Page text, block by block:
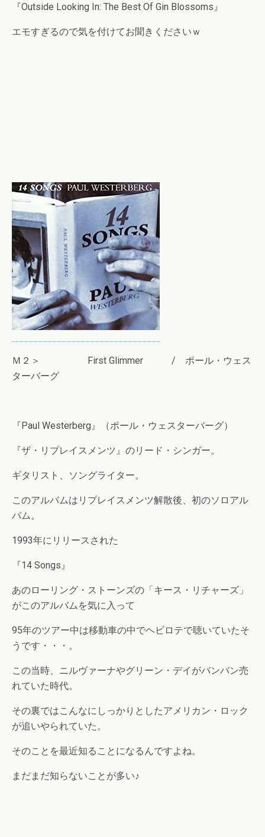
『Outside Looking In: The Best Of Gin Blossoms』
エモすぎるので気を付けてお聞きくださいｗ
Ｍ２＞ First Glimmer / ポール・ウェス
ターバーグ
『Paul Westerberg』（ポール・ウェスターバーグ）
『ザ・リプレイスメンツ』のリード・シンガー。
ギタリスト、ソングライター。
このアルバムはリプレイスメンツ解散後、初のソロアル
バム。
1993年にリリースされた
『14 Songs』
あのローリング・ストーンズの「キース・リチャーズ」
がこのアルバムを気に入って
95年のツアー中は移動車の中でヘビロテで聴いていたそ
うです・・・。
この当時、ニルヴァーナやグリーン・デイがバンバン売
れていた時代。
その裏ではこんなにしっかりとしたアメリカン・ロック
が追いやられていた。
そのことを最近知ることになるんですよね。
まだまだ知らないことが多い♪